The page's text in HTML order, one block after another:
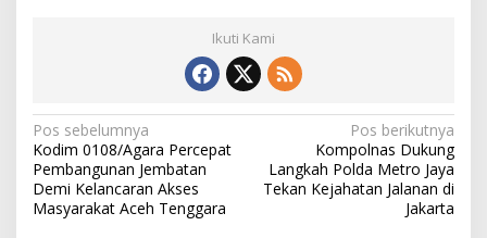
Ikuti Kami
N
a
v
Pos sebelumnya
Kodim 0108/Agara Percepat
Pembangunan Jembatan
Demi Kelancaran Akses
Masyarakat Aceh Tenggara
Pos berikutnya
Kompolnas Dukung
Langkah Polda Metro Jaya
Tekan Kejahatan Jalanan di
Jakarta